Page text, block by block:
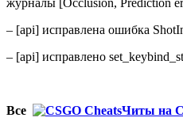
– [api] исправлена ​​ошибка
– [api] исправлено
Все
Читы на